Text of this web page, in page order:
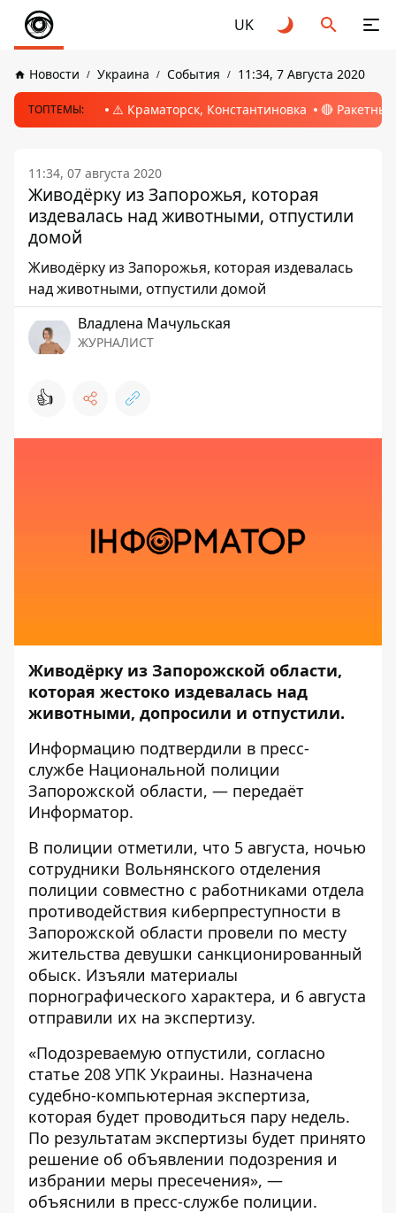
UK
Новости Украина События 11:34, 7 Августа 2020
ТОПТЕМЫ: ⚠️ Краматорск, Константиновка 🔴
11:34, 07 августа 2020
Живодёрку из Запорожья, которая
издевалась над животными, отпустили
домой
Живодёрку из Запорожья, которая издевалась
над животными, отпустили домой
Владлена Мачульская
ЖУРНАЛИСТ
👍
Живодёрку из Запорожской области,
которая жестоко издевалась над
животными, допросили и отпустили.
Информацию подтвердили в пресс-
службе Национальной полиции
Запорожской области, — передаёт
Информатор.
В полиции отметили, что 5 августа, ночью
сотрудники Вольнянского отделения
полиции совместно с работниками отдела
противодействия киберпреступности в
Запорожской области провели по месту
жительства девушки санкционированный
обыск. Изъяли материалы
порнографического характера, и 6 августа
отправили их на экспертизу.
«Подозреваемую отпустили, согласно
статье 208 УПК Украины. Назначена
судебно-компьютерная экспертиза,
которая будет проводиться пару недель.
По результатам экспертизы будет принято
решение об объявлении подозрения и
избрании меры пресечения», —
объяснили в пресс-службе полиции.